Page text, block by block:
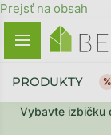
Prejsť na obsah
Vybavte izbičku
PRODUKTY
SPÄŤ DO
SPÄŤ DO